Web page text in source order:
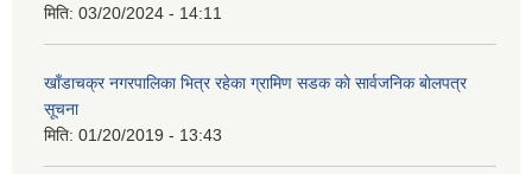
मिति: 03/20/2024 - 14:11
खाँडाचक्र नगरपालिका भित्र रहेका ग्रामिण सडक काे सार्वजनिक बाेलपत्र
सूचना
मिति: 01/20/2019 - 13:43